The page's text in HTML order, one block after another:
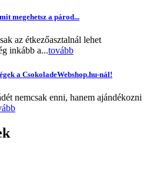
megehetsz a párod...
az étkezőasztalnál lehet
inkább a...tovább
a CsokoladeWebshop.hu-nál!
nemcsak enni, hanem ajándékozni